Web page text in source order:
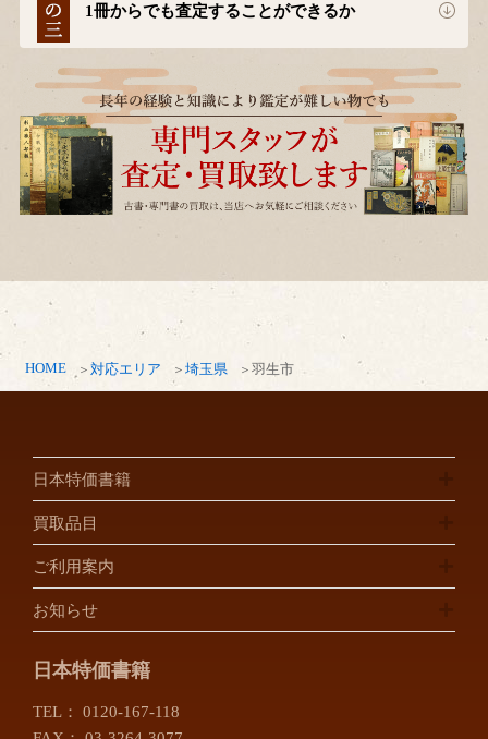
HOME 対応エリア 埼玉県 羽生市
1冊からでも査定することができるか
日本特価書籍
買取品目
ご利用案内
お知らせ
日本特価書籍
TEL： 0120-167-118